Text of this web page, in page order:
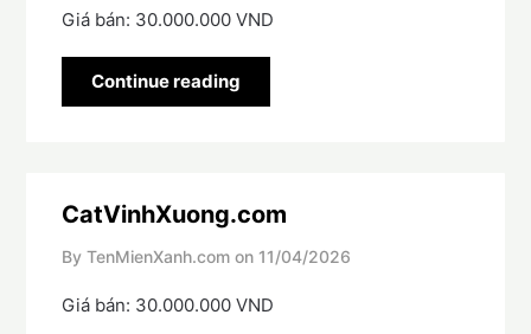
Giá bán: 30.000.000 VND
Continue reading
CatVinhXuong.com
By TenMienXanh.com on 11/04/2026
Giá bán: 30.000.000 VND